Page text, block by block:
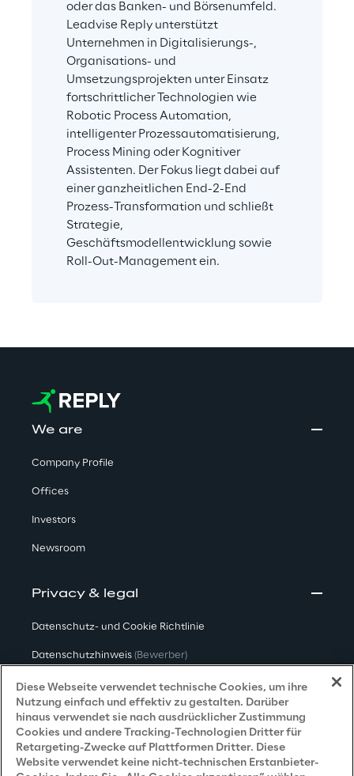
oder das Banken- und Börsenumfeld.
Leadvise Reply unterstützt
Unternehmen in Digitalisierungs-,
Organisations- und
Umsetzungsprojekten unter Einsatz
fortschrittlicher Technologien wie
Robotic Process Automation,
intelligenter Prozessautomatisierung,
Process Mining oder Kognitiver
Assistenten. Der Fokus liegt dabei auf
einer ganzheitlichen End-2-End
Prozess-Transformation und schließt
Strategie,
Geschäftsmodellentwicklung sowie
Roll-Out-Management ein.
We are
Company Profile
Offices
Investors
Newsroom
Privacy & legal
Datenschutz- und Cookie Richtlinie
Datenschutzhinweis (Bewerber)
Datenschutzhinweis(Kunden)
Datenschutzhinweis (Dienstleister)
Datenschutzhinweis (Marketing)
Diese Webseite verwendet technische Cookies, um ihre
Nutzung einfach und effektiv zu gestalten. Darüber
hinaus verwendet sie nach ausdrücklicher Zustimmung
Cookies und andere Tracking-Technologien Dritter für
Retargeting-Zwecke auf Plattformen Dritter. Diese
Website verwendet keine nicht-technischen Erstanbieter-